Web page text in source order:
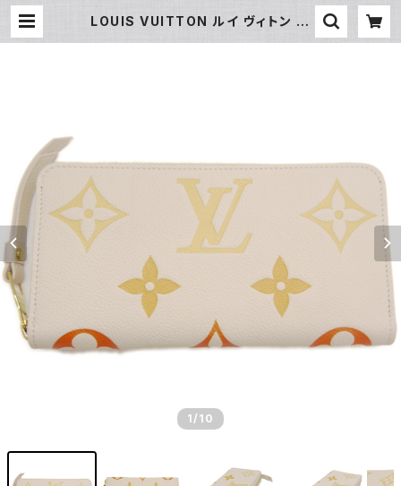
LOUIS VUITTON ルイ ヴィトン ジ
1 /10